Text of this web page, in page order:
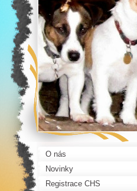
O nás
Novinky
Registrace CHS